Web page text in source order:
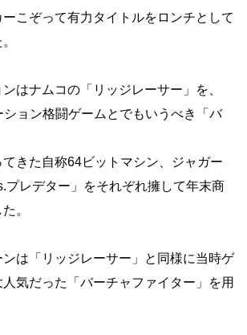
こぞって有力タイトルをロンチとして
はナムコの「リッジレーサー」を、
ション格闘ゲームとでもいうべき「バ
きた自称64ビットマシン、ジャガー
プレデター」をそれぞれ擁して年末商
。
は「リッジレーサー」と同様に当時ゲ
気だった「バーチャファイター」を用